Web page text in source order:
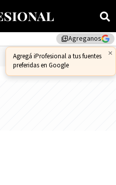
library_addAgreganos
×
Agregá iProfesional a tus fuentes
preferidas en Google
DÓLAR CCL-1.25%$1,556.14